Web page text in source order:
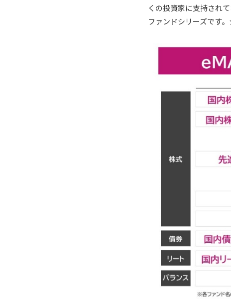
くの投資家に支持され
ファンドシリーズです